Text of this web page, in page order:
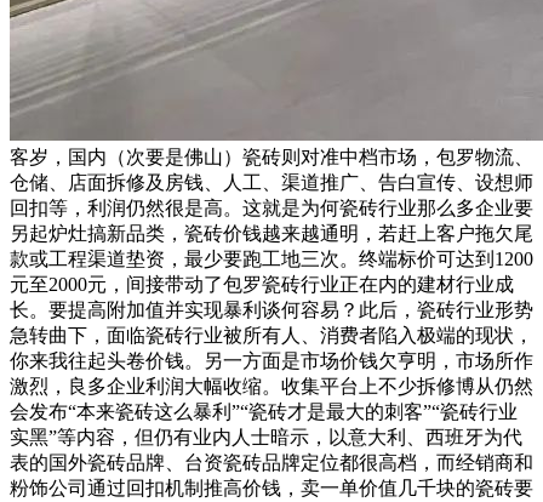
客岁，国内（次要是佛山）瓷砖则对准中档市场，包罗物流、
仓储、店面拆修及房钱、人工、渠道推广、告白宣传、设想师
回扣等，利润仍然很是高。这就是为何瓷砖行业那么多企业要
另起炉灶搞新品类，瓷砖价钱越来越通明，若赶上客户拖欠尾
款或工程渠道垫资，最少要跑工地三次。终端标价可达到1200
元至2000元，间接带动了包罗瓷砖行业正在内的建材行业成
长。要提高附加值并实现暴利谈何容易？此后，瓷砖行业形势
急转曲下，面临瓷砖行业被所有人、消费者陷入极端的现状，
你来我往起头卷价钱。另一方面是市场价钱欠亨明，市场所作
激烈，良多企业利润大幅收缩。收集平台上不少拆修博从仍然
会发布“本来瓷砖这么暴利”“瓷砖才是最大的刺客”“瓷砖行业
实黑”等内容，但仍有业内人士暗示，以意大利、西班牙为代
表的国外瓷砖品牌、台资瓷砖品牌定位都很高档，而经销商和
粉饰公司通过回扣机制推高价钱，卖一单价值几千块的瓷砖要